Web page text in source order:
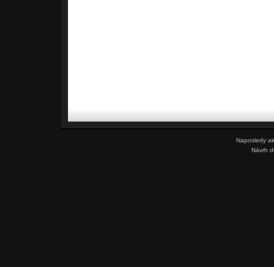
Naposledy
Návrh